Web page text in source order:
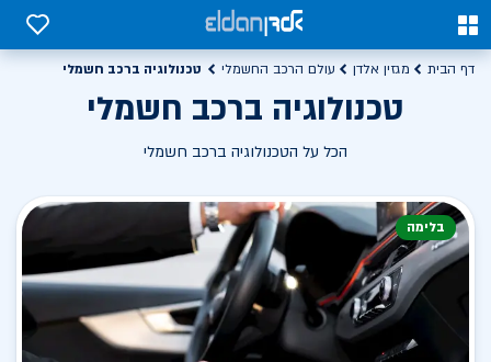
0
0
דף הבית מגזין אלדן עולם הרכב החשמלי טכנולוגיה ברכב חשמלי
טכנולוגיה ברכב חשמלי
הכל על הטכנולוגיה ברכב חשמלי
בלימה